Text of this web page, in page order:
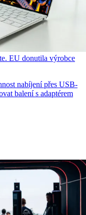
EU donutila výrobce
nabíjení přes USB-
balení s adaptérem